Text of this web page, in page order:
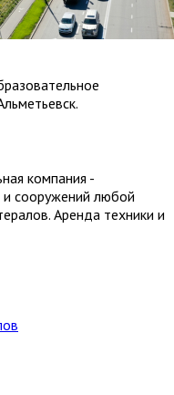
компания -
и сооружений любой
Аренда техники и